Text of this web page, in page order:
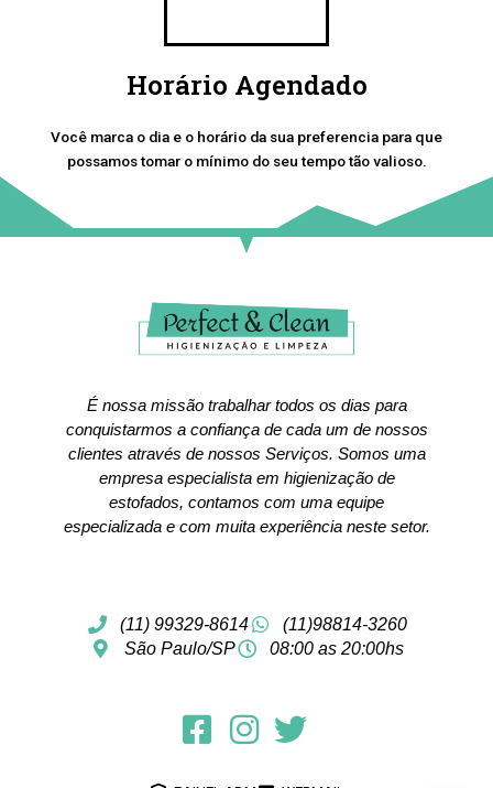
Horário Agendado
Você marca o dia e o horário da sua preferencia para que
possamos tomar o mínimo do seu tempo tão valioso.
É nossa missão trabalhar todos os dias para
conquistarmos a confiança de cada um de nossos
clientes através de nossos Serviços. Somos uma
empresa especialista em higienização de
estofados, contamos com uma equipe
especializada e com muita experiência neste setor.
(11) 99329-8614
(11)98814-3260
São Paulo/SP
08:00 as 20:00hs